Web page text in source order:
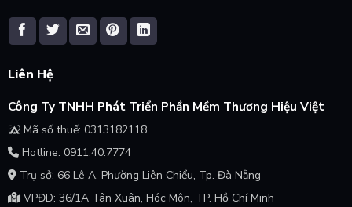
Liên Hệ
Công Ty TNHH Phát Triển Phần Mềm Thương Hiệu Việt
Mã số thuế: 0313182118
Hotline: 0911.40.7774
Trụ sở: 66 Lê A, Phường Liên Chiểu, Tp. Đà Nẵng
VPĐD: 36/1A Tân Xuân, Hóc Môn, TP. Hồ Chí Minh